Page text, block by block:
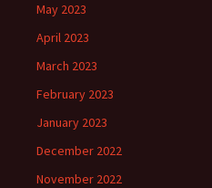
May 2023
April 2023
March 2023
February 2023
January 2023
December 2022
November 2022